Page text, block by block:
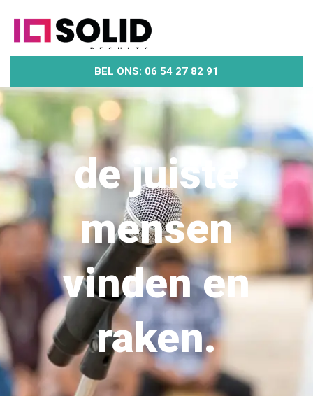
BEL ONS: 06 54 27 82 91
de juiste
mensen
vinden en
raken.